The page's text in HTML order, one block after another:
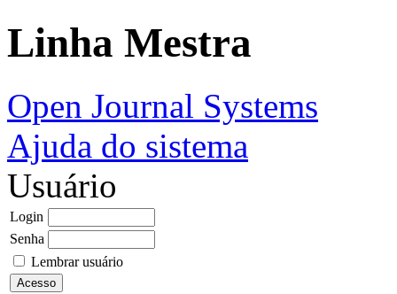
Linha Mestra
Open Journal Systems
Ajuda do sistema
Usuário
Login
Senha
Lembrar usuário